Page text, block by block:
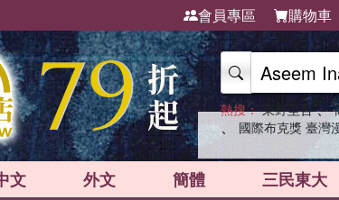
會員專區 購物車
熱搜： 東野圭吾 、
、 國際布克獎 臺灣
文 外文 簡體 三民東大